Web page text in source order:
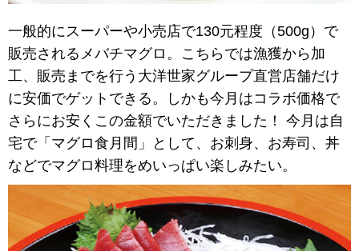
一般的にスーパーや小売店で130元程度（500g）で
販売されるメバチマグロ。こちらでは漁獲から加
工、販売までを行う大洋世家グループ直営店舗だけ
に安価でゲットできる。しかも今月はコラボ価格で
さらにお安くこの金額でいただきました！ 今月は自
宅で「マグロ食月間」として、お刺身、お寿司、丼
などでマグロ料理をめいっぱい楽しみたい。